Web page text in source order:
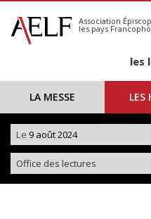
S'abonner
Calendrier
Association
les pays
les
LA MESSE LES
Le 9 août 2024
Office des lectures